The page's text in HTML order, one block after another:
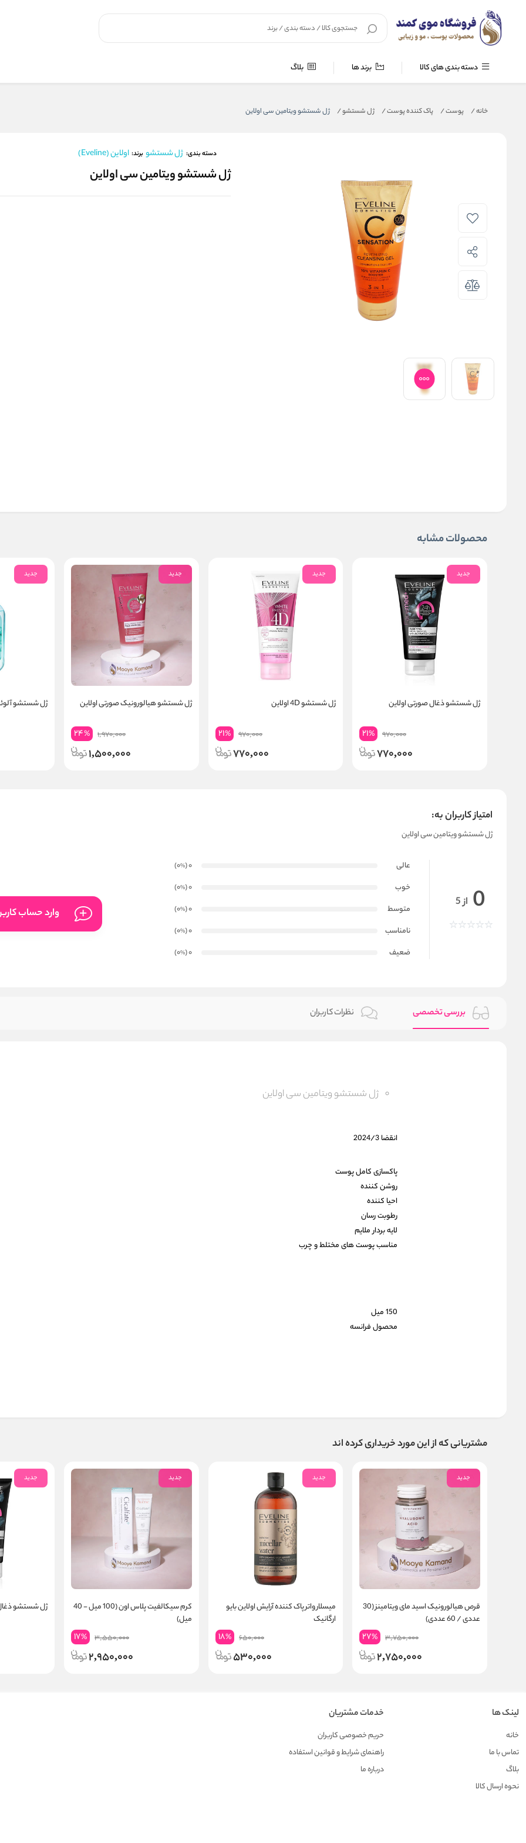
دسته بندی های کالا برند ها بلاگ
خانه/ پوست/ پاک کننده پوست/ ژل شستشو/ ژل شستشو ویتامین سی اولاین
دسته بندی: ژل شستشو برند: اولاین (Eveline)
ژل شستشو ویتامین سی اولاین
محصولات مشابه
جدید
ژل شستشو ذغال صورتی اولاین
970,000
21%
770,000
جدید
ژل شستشو 4D اولاین
970,000
21%
770,000
جدید
ژل شستشو هیالورونیک صورتی اولاین
1,970,000
24%
1,500,000
جدید
ژل شستشو آلوئه
امتیاز کاربران به:
ژل شستشو ویتامین سی اولاین
0 از 5
عالی 0
(0
%
)
خوب
0
(0
%
)
متوسط
0
(0
%
)
نامناسب
0
(0
%
)
ضعیف
0
(0
%
)
وارد حساب
بررسی تخصصی نظرات کاربران
ژل شستشو ویتامین سی اولاین
انقضا 2024/3
پاکسازی کامل پوست
روشن کننده
احیا کننده
رطوبت رسان
لایه بردار ملایم
مناسب پوست های مختلط و چرب
150 میل
محصول فرانسه
مشتریانی که از این مورد خریداری کرده اند
جدید
قرص هیالورونیک اسید مای ویتامینز (30
عددی / 60 عددی)
3,750,000
27%
2,750,000
جدید
میسلار واتر پاک کننده آرایش اولاین بایو
ارگانیک
650,000
18%
530,000
جدید
کرم سیکالفیت پلاس اون (100 میل - 40
میل)
3,550,000
17%
2,950,000
جدید
ژل شستشو
لینک ها
خانه
تماس با ما
بلاگ
نحوه ارسال کالا
خدمات مشتریان
حریم خصوصی کاربران
راهنمای شرایط و قوانین استفاده
درباره ما